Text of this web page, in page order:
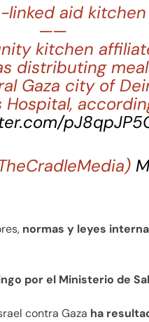
linked aid
——
kitchen
distributing
Gaza city of
Hospital,
normas y leyes
por el Ministerio de
contra Gaza ha